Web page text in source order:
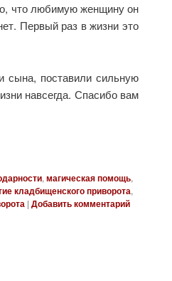
что любимую женщину он
Первый раз в жизни это
сына, поставили сильную
навсегда. Спасибо вам
,магическая помощь,
кладбищенского приворота,
| Добавить комментарий